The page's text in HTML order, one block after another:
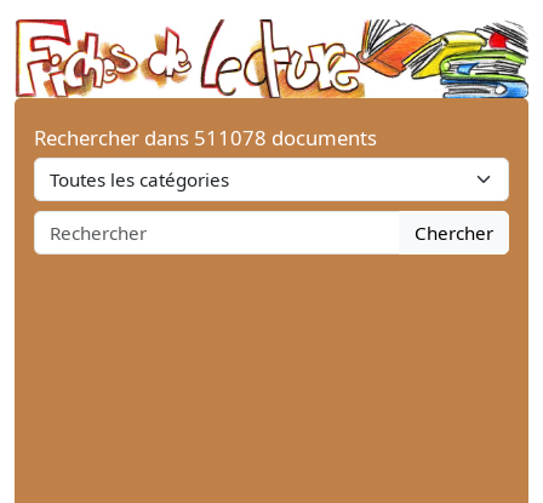
Rechercher dans 511078 documents
Chercher